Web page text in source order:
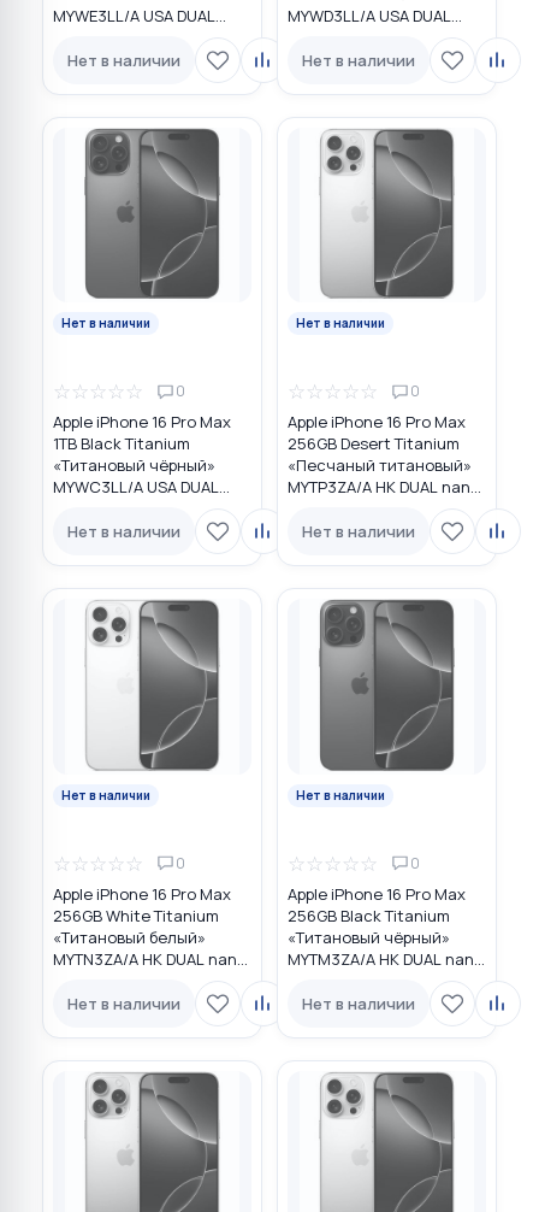
MYWE3LL/A USA DUAL
Нет в наличии
MYWD3LL/A USA DUAL
Нет в наличии
Нет в наличии
☆☆☆☆☆ 0
Apple iPhone 16 Pro Max
1TB Black Titanium
«Титановый чёрный»
MYWC3LL/A USA DUAL
Нет в наличии
Нет в наличии
☆☆☆☆☆ 0
Apple iPhone 16 Pro Max
256GB Desert Titanium
«Песчаный титановый»
MYTP3ZA/A HK DUAL nano
Нет в наличии
Нет в наличии
☆☆☆☆☆ 0
Apple iPhone 16 Pro Max
256GB White Titanium
«Титановый белый»
MYTN3ZA/A HK DUAL nano
Нет в наличии
Нет в наличии
☆☆☆☆☆ 0
Apple iPhone 16 Pro Max
256GB Black Titanium
«Титановый чёрный»
MYTM3ZA/A HK DUAL nano
Нет в наличии